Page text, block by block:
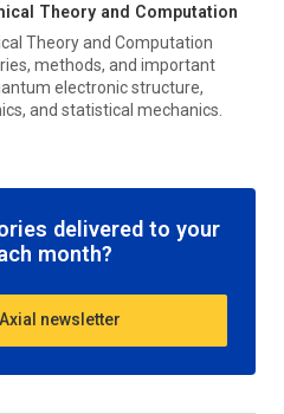
Theory and Computation
Theory and Computation
methods, and important
electronic structure,
and statistical mechanics.
delivered to your
month?
newsletter